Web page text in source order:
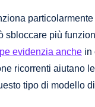
sbloccare più
evidenzia anche in
ricorrenti aiutano
tipo di modello